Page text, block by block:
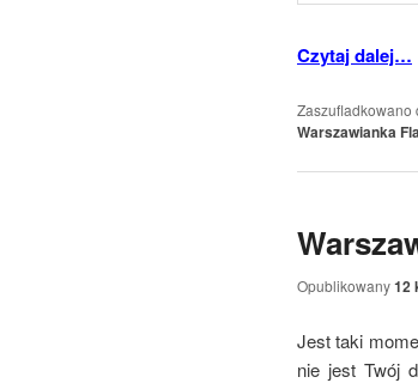
Czytaj dalej…
Zaszufladkowano
Warszawianka
Opublikowany12
Jest taki
nie jest Twój